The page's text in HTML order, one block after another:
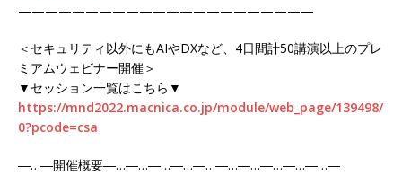
——————————————————————
＜セキュリティ以外にもAIやDXなど、4日間計50講演以上のプレ
ミアムウェビナー開催＞
▼セッション一覧はこちら▼
https://mnd2022.macnica.co.jp/module/web_page/139498/
0?pcode=csa
―…―開催概要―…―…―…―…―…―…―…―…―…―…―